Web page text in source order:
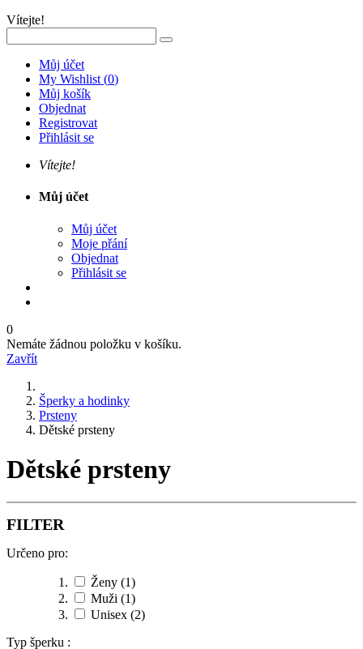
Vítejte!
Můj účet
My Wishlist (0)
Můj košík
Objednat
Registrovat
Přihlásit se
Vítejte!
Můj účet
Můj účet
Moje přání
Objednat
Přihlásit se
0
Nemáte žádnou položku v košíku.
Zavřít
Šperky a hodinky
Prsteny
Dětské prsteny
Dětské prsteny
FILTER
Určeno pro:
Ženy (1)
Muži (1)
Unisex (2)
Typ šperku :